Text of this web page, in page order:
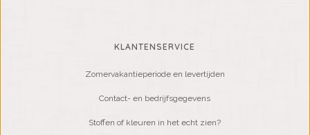
KLANTENSERVICE
Zomervakantieperiode en levertijden
Contact- en bedrijfsgegevens
Stoffen of kleuren in het echt zien?